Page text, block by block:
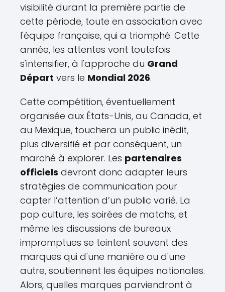
visibilité durant la première partie de
cette période, toute en association avec
l'équipe française, qui a triomphé. Cette
année, les attentes vont toutefois
s'intensifier, à l'approche du Grand
Départ vers le Mondial 2026.
Cette compétition, éventuellement
organisée aux États-Unis, au Canada, et
au Mexique, touchera un public inédit,
plus diversifié et par conséquent, un
marché à explorer. Les partenaires
officiels devront donc adapter leurs
stratégies de communication pour
capter l’attention d’un public varié. La
pop culture, les soirées de matchs, et
même les discussions de bureaux
impromptues se teintent souvent des
marques qui d'une manière ou d'une
autre, soutiennent les équipes nationales.
Alors, quelles marques parviendront à